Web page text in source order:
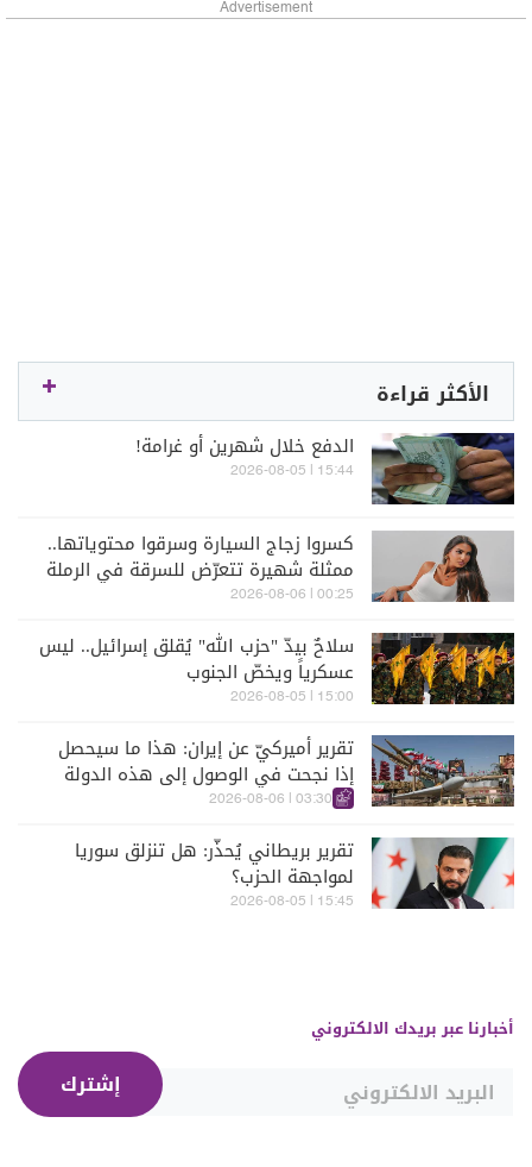
Advertisement
الأكثر قراءة
الدفع خلال شهرين أو غرامة!
15:44 | 2026-08-05
كسروا زجاج السيارة وسرقوا محتوياتها..
ممثلة شهيرة تتعرّض للسرقة في الرملة
البيضاء (فيديو)
00:25 | 2026-08-06
سلاحٌ بيدّ "حزب الله" يُقلق إسرائيل.. ليس
عسكرياً ويخصّ الجنوب
15:00 | 2026-08-05
تقرير أميركيّ عن إيران: هذا ما سيحصل
إذا نجحت في الوصول إلى هذه الدولة
الآسيويّة
03:30 | 2026-08-06
تقرير بريطاني يُحذّر: هل تنزلق سوريا
لمواجهة الحزب؟
15:45 | 2026-08-05
أخبارنا عبر بريدك الالكتروني
إشترك